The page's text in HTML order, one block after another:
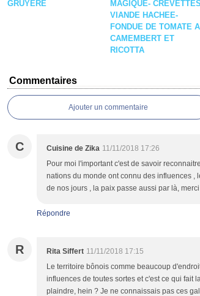
GRUYÈRE
MAGIQUE-
VIANDE HACHEE-
FONDUE DE TOMATE
CAMEMBERT ET
RICOTTA
Commentaires
Ajouter un commentaire
C Cuisine de Zika 11/11/2018 17:26
Pour moi l'important c'est de savoir
nations du monde ont connu des influences ,
de nos jours , la paix passe aussi par là,
Répondre
R Rita Siffert 11/11/2018 17:15
Le territoire bônois comme beaucoup
influences de toutes sortes et c'est ce qui fait
plaindre, hein ? Je ne connaissais pas ces